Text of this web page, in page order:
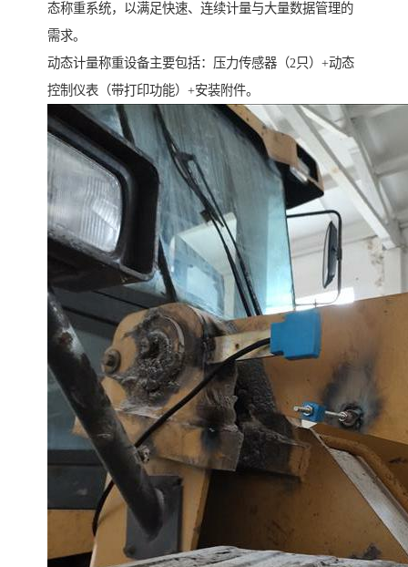
态称重系统，以满足快速、连续计量与大量数据管理的
需求。
动态计量称重设备主要包括：压力传感器（2只）+动态
控制仪表（带打印功能）+安装附件。